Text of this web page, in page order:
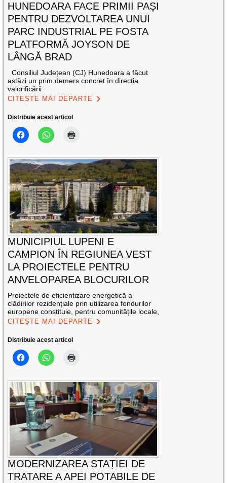
HUNEDOARA FACE PRIMII PAȘI
PENTRU DEZVOLTAREA UNUI
PARC INDUSTRIAL PE FOSTA
PLATFORMĂ JOYSON DE
LÂNGĂ BRAD
Consiliul Județean (CJ) Hunedoara a făcut
astăzi un prim demers concret în direcția
valorificării
CITEȘTE MAI DEPARTE
Distribuie acest articol
MUNICIPIUL LUPENI E
CAMPION ÎN REGIUNEA VEST
LA PROIECTELE PENTRU
ANVELOPAREA BLOCURILOR
Proiectele de eficientizare energetică a
clădirilor rezidențiale prin utilizarea fondurilor
europene constituie, pentru comunitățile locale,
CITEȘTE MAI DEPARTE
Distribuie acest articol
MODERNIZAREA STAȚIEI DE
TRATARE A APEI POTABILE DE